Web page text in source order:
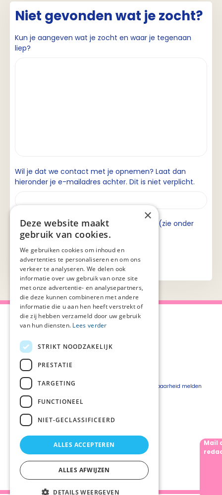
Niet gevonden wat je zocht?
Kun je aangeven wat je zocht en waar je tegenaan
liep?
Wil je dat we contact met je opnemen? Laat dan
hieronder je e-mailadres achter. Dit is niet verplicht.
Ik ga akkoord met de privacyverklaring (zie onder
aan de pagina).
Over Palliaweb
Over PZNL
Pers
Vacatures
Webshop
Privacyverklaring
Beveiligingskwetsbaarheid melden
Mail
×
Deze website maakt
gebruik van cookies.
We gebruiken cookies om inhoud en
advertenties te personaliseren en om ons
verkeer te analyseren. We delen ook
informatie over uw gebruik van onze site
met onze advertentie- en analysepartners,
die deze kunnen combineren met andere
informatie die u aan hen heeft verstrekt of
die zij hebben verzameld door uw gebruik
van hun diensten. Lees verder
STRIKT NOODZAKELIJK
PRESTATIE
TARGETING
FUNCTIONEEL
NIET-GECLASSIFICEERD
ALLES ACCEPTEREN
ALLES AFWIJZEN
DETAILS WEERGEVEN